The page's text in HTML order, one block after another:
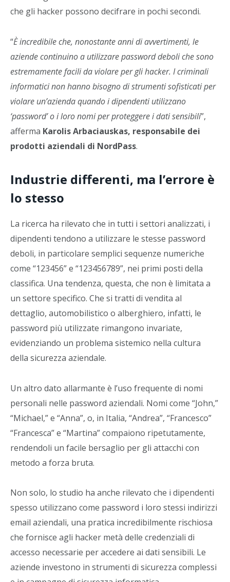
che gli hacker possono decifrare in pochi secondi.
“È incredibile che, nonostante anni di avvertimenti, le
aziende continuino a utilizzare password deboli che sono
estremamente facili da violare per gli hacker. I criminali
informatici non hanno bisogno di strumenti sofisticati per
violare un’azienda quando i dipendenti utilizzano
‘password’ o i loro nomi per proteggere i dati sensibili”,
afferma Karolis Arbaciauskas, responsabile dei
prodotti aziendali di NordPass.
Industrie differenti, ma l’errore è
lo stesso
La ricerca ha rilevato che in tutti i settori analizzati, i
dipendenti tendono a utilizzare le stesse password
deboli, in particolare semplici sequenze numeriche
come “123456” e “123456789”, nei primi posti della
classifica. Una tendenza, questa, che non è limitata a
un settore specifico. Che si tratti di vendita al
dettaglio, automobilistico o alberghiero, infatti, le
password più utilizzate rimangono invariate,
evidenziando un problema sistemico nella cultura
della sicurezza aziendale.
Un altro dato allarmante è l’uso frequente di nomi
personali nelle password aziendali. Nomi come “John,”
“Michael,” e “Anna”, o, in Italia, “Andrea”, “Francesco”
“Francesca” e “Martina” compaiono ripetutamente,
rendendoli un facile bersaglio per gli attacchi con
metodo a forza bruta.
Non solo, lo studio ha anche rilevato che i dipendenti
spesso utilizzano come password i loro stessi indirizzi
email aziendali, una pratica incredibilmente rischiosa
che fornisce agli hacker metà delle credenziali di
accesso necessarie per accedere ai dati sensibili. Le
aziende investono in strumenti di sicurezza complessi